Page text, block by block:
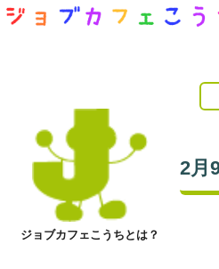
ジョブカフェこうちとは？
2月